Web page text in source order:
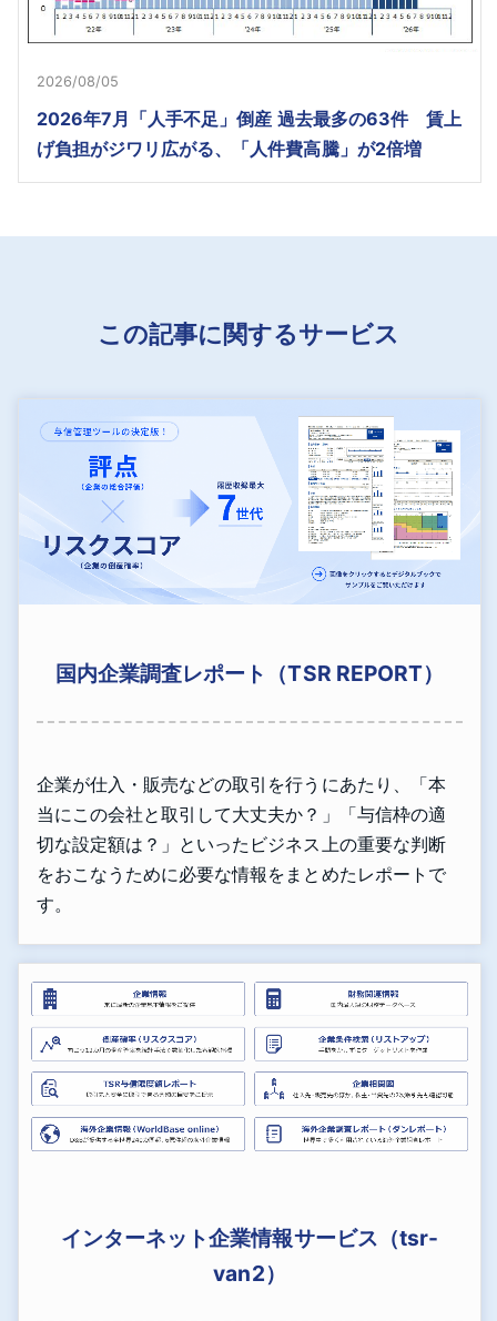
2026/08/05
2026年7月「人手不足」倒産 過去最多の63件 賃上
げ負担がジワリ広がる、「人件費高騰」が2倍増
この記事に関するサービス
国内企業調査レポート（TSR REPORT）
企業が仕入・販売などの取引を行うにあたり、「本
当にこの会社と取引して大丈夫か？」「与信枠の適
切な設定額は？」といったビジネス上の重要な判断
をおこなうために必要な情報をまとめたレポートで
す。
インターネット企業情報サービス（tsr-
van2）